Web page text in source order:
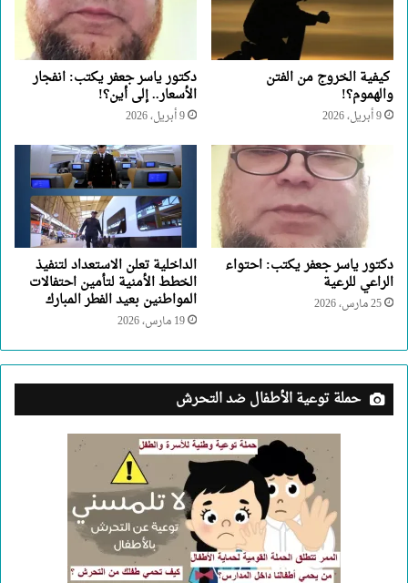
كيفية الخروج من الفتن
والهموم؟!
9 أبريل، 2026
دكتور ياسر جعفر يكتب: انفجار
الأسعار.. إلى أين؟!
9 أبريل، 2026
دكتور ياسر جعفر يكتب: احتواء
الراعي للرعية
25 مارس، 2026
الداخلية تعلن الاستعداد لتنفيذ
الخطط الأمنية لتأمين احتفالات
المواطنين بعيد الفطر المبارك
19 مارس، 2026
حملة توعية الأطفال ضد التحرش